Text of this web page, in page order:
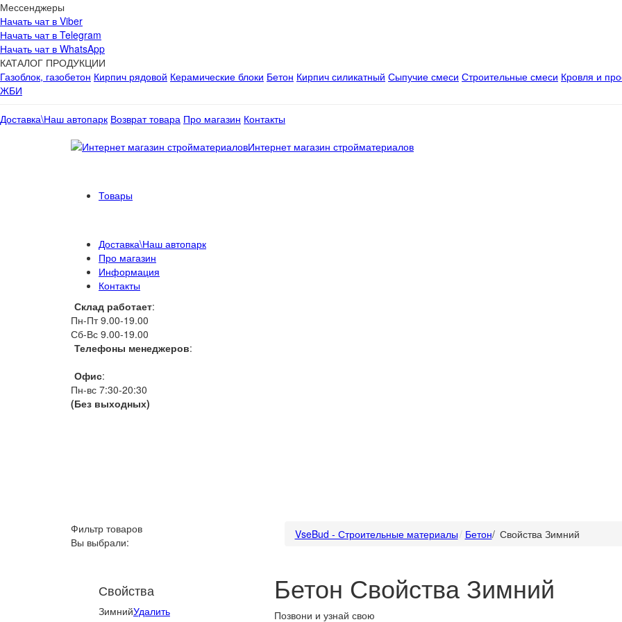
Мессенджеры
Начать чат в Viber
Начать чат в Telegram
Начать чат в WhatsApp
КАТАЛОГ ПРОДУКЦИИ
Газоблок, газобетон Кирпич рядовой Керамические блоки Бетон Кирпич силикатный Сыпучие смеси Строительные смеси Кровля и
ЖБИ
Доставка\Наш автопарк Возврат товара Про магазин Контакты
Интернет магазин стройматериалов
Товары
Доставка\Наш автопарк
Про магазин
Информация
Контакты
Склад работает:
Пн-Пт 9.00-19.00
Сб-Вс 9.00-19.00
Телефоны менеджеров:
Офис:
Пн-вс 7:30-20:30
(Без выходных)
Фильтр товаров
Вы выбрали:
Свойства
ЗимнийУдалить
VseBud - Строительные материалы Бетон/ Свойства Зимний
Бетон Свойства Зимний
Позвони и узнай свою